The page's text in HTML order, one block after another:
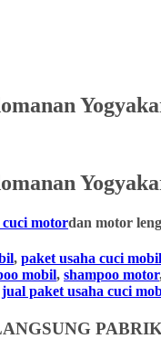
cuci motordan motor
, paket usaha cuci mobil
mobil, shampoo motor
paket usaha cuci